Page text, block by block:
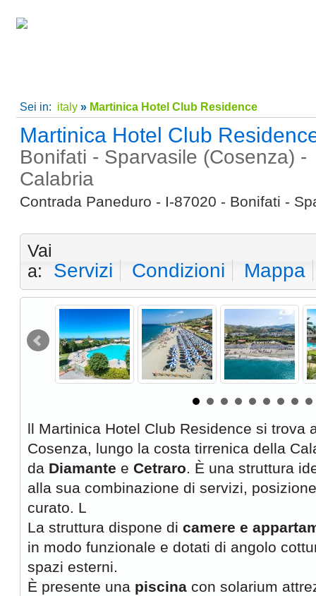
Sei in: italy» Martinica Hotel Club Residence
Martinica Hotel Club
Bonifati - Sparvasile (Cosenza) -
Calabria
Contrada Paneduro - I-87020 - Bonifati -
Vai
a:
Servizi Condizioni Mappa
ll Martinica Hotel Club Residence si trova
Cosenza, lungo la costa tirrenica della
da Diamante e Cetraro. È una struttura
alla sua combinazione di servizi,
curato. L
La struttura dispone di camere e
in modo funzionale e dotati di angolo
spazi esterni.
È presente una piscinacon solarium